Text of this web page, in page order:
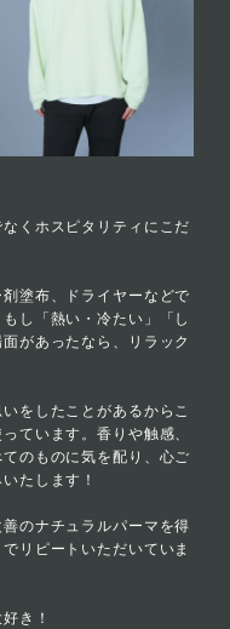
くホスピタリティにこだ
塗布、ドライヤーなどで
し「熱い・冷たい」「し
があったなら、リラック
をしたことがあるからこ
ています。香りや触感、
のものに気を配り、心ご
たします！
のナチュラルパーマを得
リピートいただいていま
き！